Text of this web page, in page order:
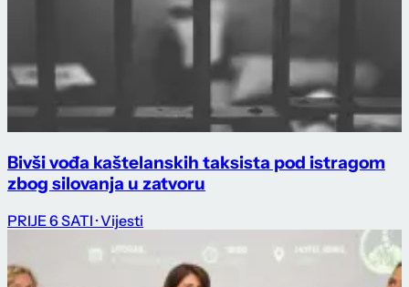
Bivši vođa kaštelanskih taksista pod istragom
zbog silovanja u zatvoru
PRIJE 6 SATI · Vijesti